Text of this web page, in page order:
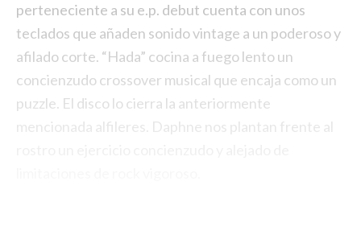
perteneciente a su e.p. debut cuenta con unos
teclados que añaden sonido vintage a un poderoso y
afilado corte. “Hada” cocina a fuego lento un
concienzudo crossover musical que encaja como un
puzzle. El disco lo cierra la anteriormente
mencionada alfileres. Daphne nos plantan frente al